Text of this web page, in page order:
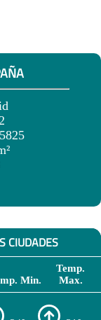
CIUDADES
Min.
Temp.
Max.